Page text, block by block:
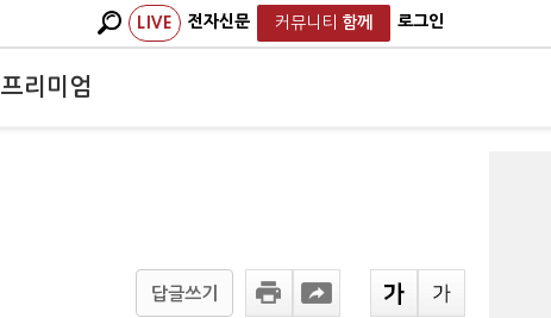
LIVE 전자신문 커뮤니티 함께 로그인
프리미엄
답글쓰기